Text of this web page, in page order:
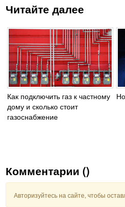
Читайте далее
Как подключить газ к частному
дому и сколько стоит
газоснабжение
Комментарии ()
Авторизуйтесь на сайте, чтобы